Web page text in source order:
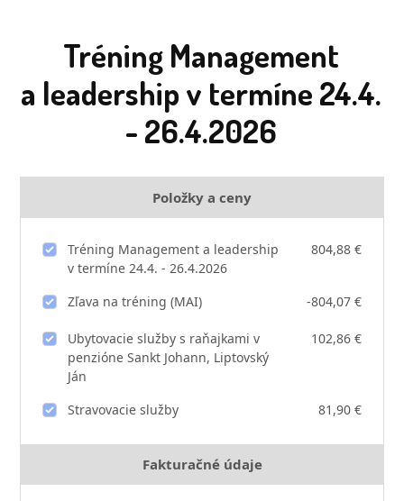
Tréning Management
a leadership v termíne 24.4.
- 26.4.2026
Položky a ceny
Tréning Management a leadership
v termíne 24.4. - 26.4.2026
804,88 €
Zľava na tréning (MAI) -804,07 €
Ubytovacie služby s raňajkami v
penzióne Sankt Johann, Liptovský
Ján
102,86 €
Stravovacie služby 81,90 €
Fakturačné údaje